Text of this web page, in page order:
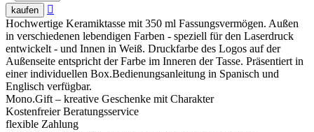
kaufen

Hochwertige Keramiktasse mit 350 ml Fassungsvermögen. Außen
in verschiedenen lebendigen Farben - speziell für den Laserdruck
entwickelt - und Innen in Weiß. Druckfarbe des Logos auf der
Außenseite entspricht der Farbe im Inneren der Tasse. Präsentiert in
einer individuellen Box.Bedienungsanleitung in Spanisch und
Englisch verfügbar.
Mono.Gift – kreative Geschenke mit Charakter
Kostenfreier Beratungsservice
flexible Zahlung